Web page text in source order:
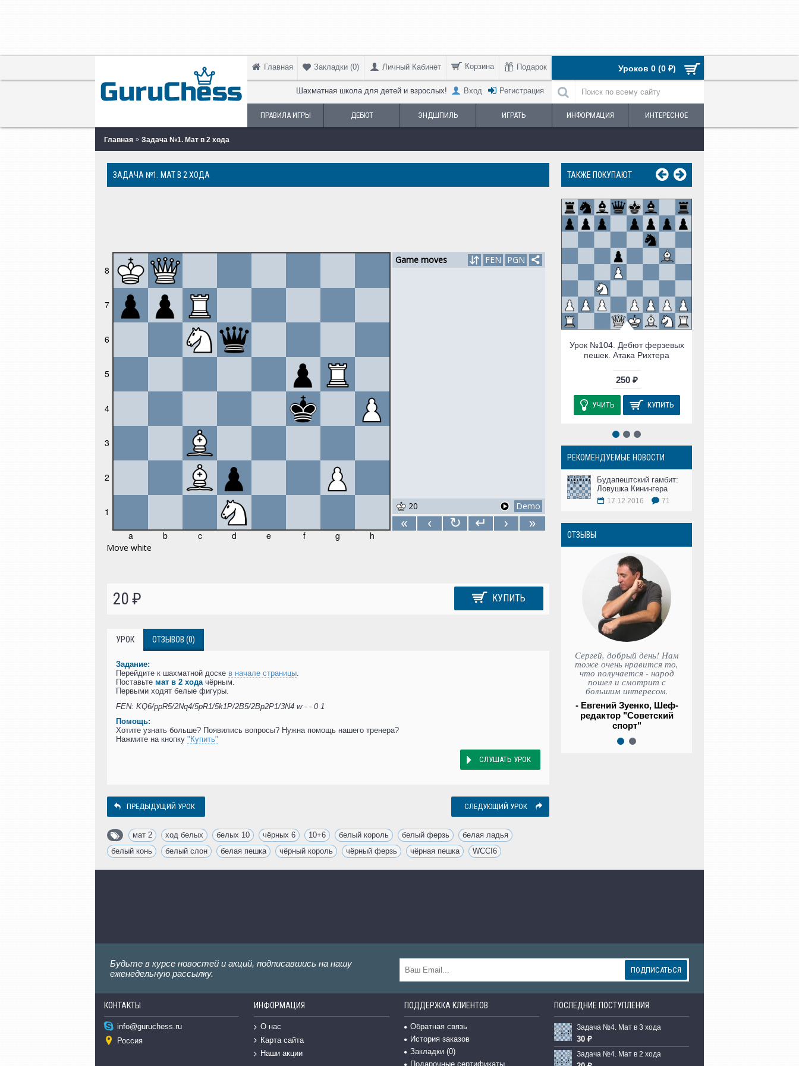
Главная Закладки (0) Личный Кабинет Корзина Подарок Уроков 0 (0 ₽)
Шахматная школа для детей и взрослых! Вход Регистрация
ПРАВИЛА ИГРЫ ДЕБЮТ ЭНДШПИЛЬ ИГРАТЬ ИНФОРМАЦИЯ ИНТЕРЕСНОЕ
Главная Задача №1. Мат в 2 хода
ТАКЖЕ ПОКУПАЮТ
Урок №104. Дебют ферзевых
пешек. Атака Рихтера
250 ₽
УЧИТЬ КУПИТЬ
РЕКОМЕНДУЕМЫЕ НОВОСТИ
Будапештский гамбит:
Ловушка Кинингера
17.12.2016 71
ОТЗЫВЫ
Сергей, добрый день! Нам
тоже очень нравится то,
что получается - народ
пошел и смотрит с
большим интересом.
- Евгений Зуенко, Шеф-
редактор "Советский
спорт"
1 2
ЗАДАЧА №1. МАТ В 2 ХОДА
20 ₽ КУПИТЬ
УРОК ОТЗЫВОВ (0)
Задание:
Перейдите к шахматной доске в начале страницы.
Поставьте мат в 2 ходачёрным.
Первыми ходят белые фигуры.
FEN: KQ6/ppR5/2Nq4/5pR1/5k1P/2B5/2Bp2P1/3N4 w - - 0 1
Помощь:
Хотите узнать больше? Появились вопросы? Нужна помощь нашего тренера?
Нажмите на кнопку "Купить"
СЛУШАТЬ УРОК
ПРЕДЫДУЩИЙ УРОК СЛЕДУЮЩИЙ УРОК
мат 2 ход белых белых 10 чёрных 6 10+6 белый король белый ферзь белая ладья
белый конь
белый слон белая пешка чёрный король чёрный ферзь чёрная пешка WCCI6
Будьте в курсе новостей и акций, подписавшись на нашу
еженедельную рассылку.
ПОДПИСАТЬСЯ
КОНТАКТЫ
info@guruchess.ru
Россия
ИНФОРМАЦИЯ
О нас
Карта сайта
Наши акции
ПОДДЕРЖКА КЛИЕНТОВ
Обратная связь
История заказов
Закладки (0)
Подарочные сертификаты
ПОСЛЕДНИЕ ПОСТУПЛЕНИЯ
Задача №4. Мат в 3 хода
30 ₽
Задача №4. Мат в 2 хода